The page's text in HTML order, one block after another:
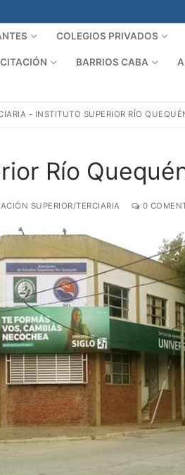
COLEGIOS PRIVADOS
BARRIOS CABA
- INSTITUTO SUPERIOR RÍO
Río
SUPERIOR/TERCIARIA 0